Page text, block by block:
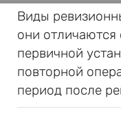
Виды
они отличаются
первичной
повторной
период после